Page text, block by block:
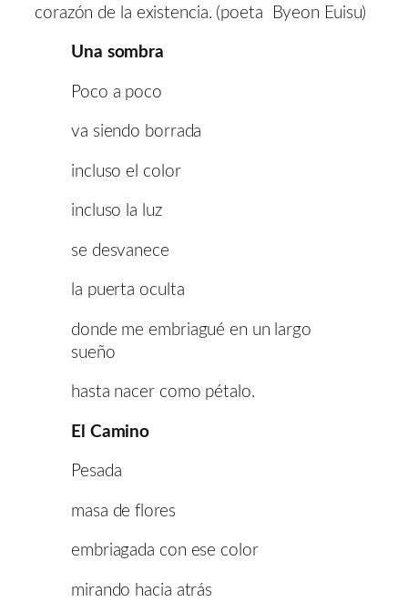
corazón de la existencia. (poeta Byeon Euisu)
Una sombra
Poco a poco
va siendo borrada
incluso el color
incluso la luz
se desvanece
la puerta oculta
donde me embriagué en un largo
sueño
hasta nacer como pétalo.
El Camino
Pesada
masa de flores
embriagada con ese color
mirando hacia atrás